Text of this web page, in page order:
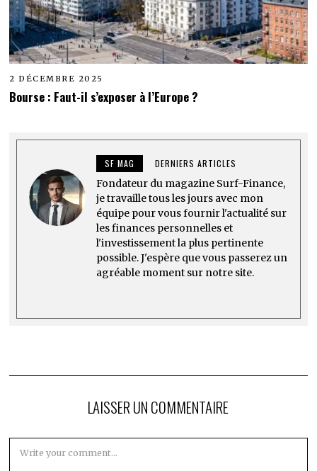
2 DÉCEMBRE 2025
Bourse : Faut-il s’exposer à l’Europe ?
SF MAG DERNIERS ARTICLES
Fondateur du magazine Surf-Finance,
je travaille tous les jours avec mon
équipe pour vous fournir l'actualité sur
les finances personnelles et
l'investissement la plus pertinente
possible. J'espère que vous passerez un
agréable moment sur notre site.
LAISSER UN COMMENTAIRE